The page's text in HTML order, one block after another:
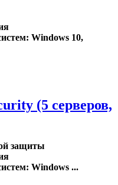
: Windows 10,
(5 серверов,
защиты
: Windows ...